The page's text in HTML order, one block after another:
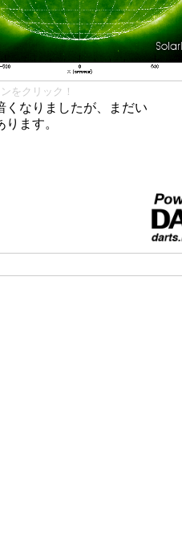
をクリック！
くなりましたが、まだい
ます。